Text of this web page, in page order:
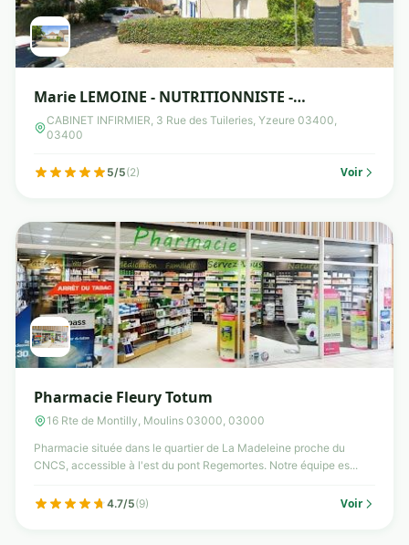
Marie LEMOINE - NUTRITIONNISTE -
Rééducatrice en nutrition agréée
CABINET INFIRMIER, 3 Rue des Tuileries, Yzeure 03400,
03400
5/5(2) Voir
Pharmacie Fleury Totum
16 Rte de Montilly, Moulins 03000, 03000
Pharmacie située dans le quartier de La Madeleine proche du
CNCS, accessible à l'est du pont Regemortes. Notre équipe es...
4.7/5(9) Voir